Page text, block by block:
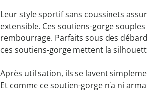
Leur style sportif sans coussinets
extensible. Ces soutiens-gorge
rembourrage. Parfaits sous des
ces soutiens-gorge mettent la
Après utilisation, ils se lavent
Et comme ce soutien-gorge n’a ni